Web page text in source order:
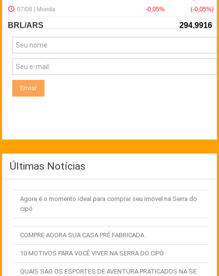
NewsLetter
Últimas Notícias
Agora é o momento ideal para comprar seu imóvel na Serra do
cipó
COMPRE AGORA SUA CASA PRÉ FABRICADA .
10 MOTIVOS PARA VOCÊ VIVER NA SERRA DO CIPÓ
QUAIS SAO OS ESPORTES DE AVENTURA PRATICADOS NA SE